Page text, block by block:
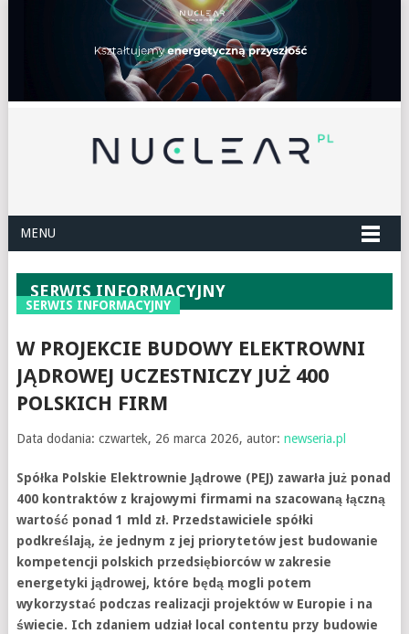
MENU
SERWIS INFORMACYJNY
W PROJEKCIE BUDOWY ELEKTROWNI
JĄDROWEJ UCZESTNICZY JUŻ 400
POLSKICH FIRM
Data dodania: czwartek, 26 marca 2026, autor: newseria.pl
Spółka Polskie Elektrownie Jądrowe (PEJ) zawarła już ponad
400 kontraktów z krajowymi firmami na szacowaną łączną
wartość ponad 1 mld zł. Przedstawiciele spółki
podkreślają, że jednym z jej priorytetów jest budowanie
kompetencji polskich przedsiębiorców w zakresie
energetyki jądrowej, które będą mogli potem
wykorzystać podczas realizacji projektów w Europie i na
świecie. Ich zdaniem udział local contentu przy budowie
SERWIS INFORMACYJNY